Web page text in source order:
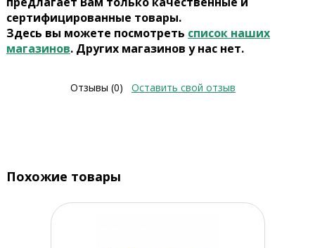
сертифицированные товары.
Здесь вы можете посмотреть список наших
магазинов. Других магазинов у нас нет.
Отзывы (0) Оставить свой отзыв
Похожие товары